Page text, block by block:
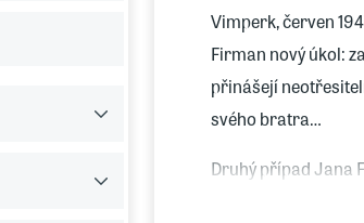
Vimperk, červen
Firman nový úkol:
přinášejí
svého bratra…
Druhý případ Jana